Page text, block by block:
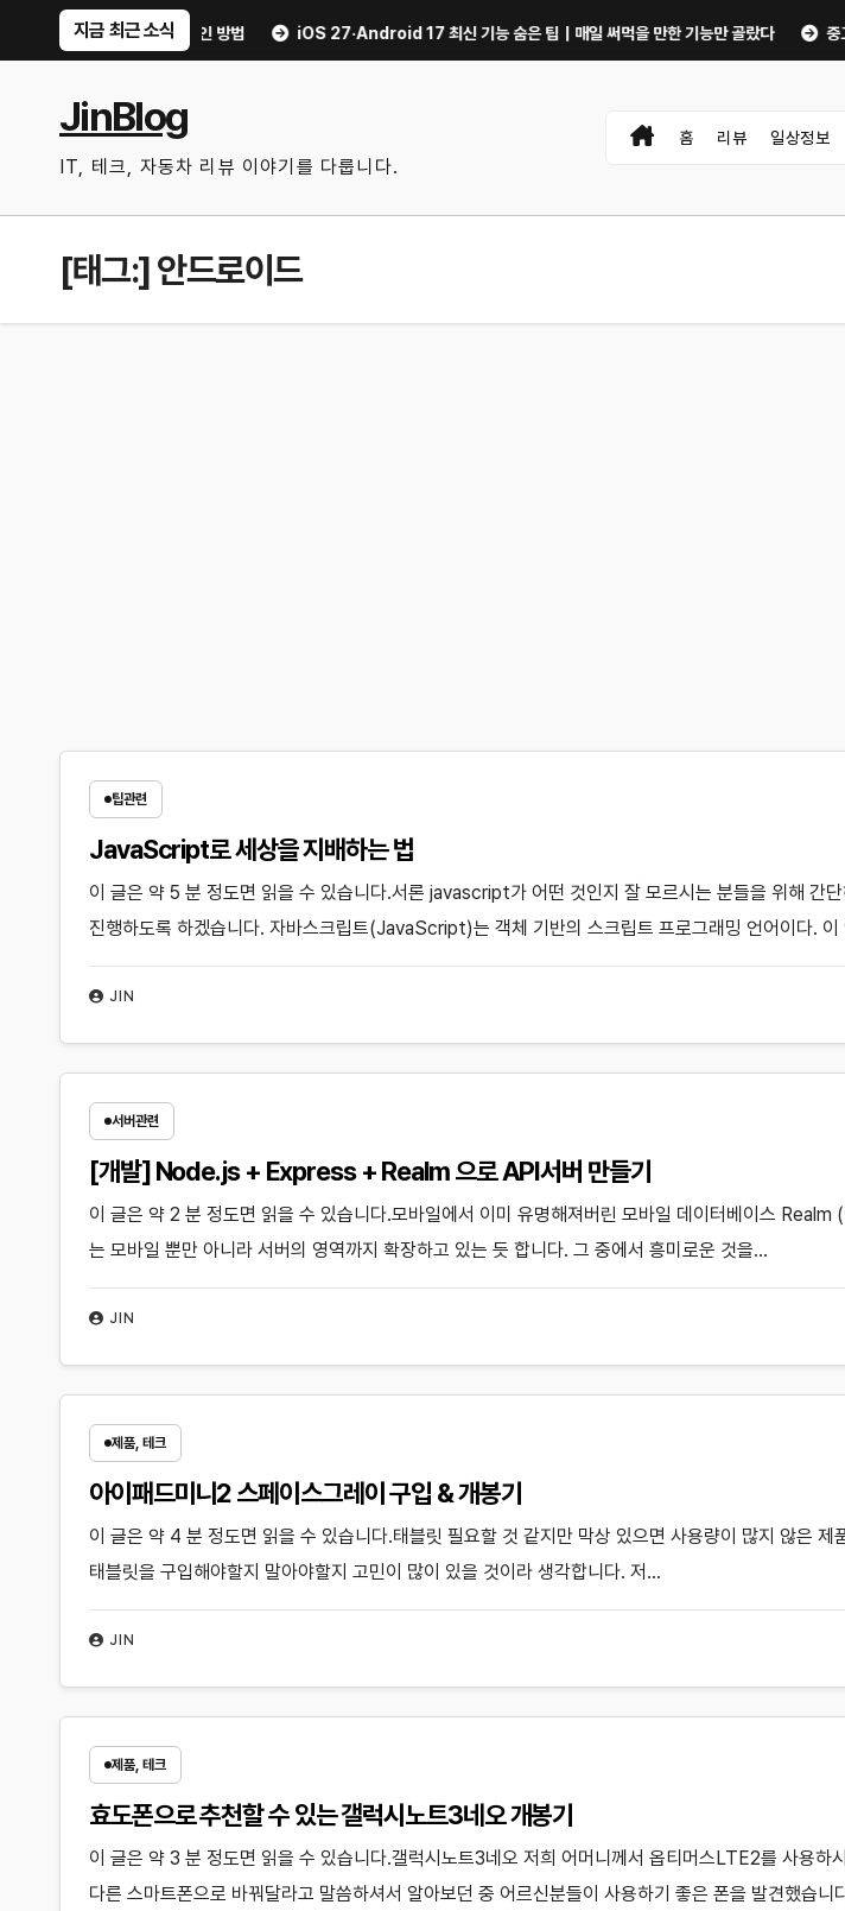
지금 최근 소식
안 줄이는 현실적인 방법 iOS 27·Android 17 최신 기능 숨은 팁｜매일 써먹을 만한 기능만 골랐다 중고 폰·노트북
JinBlog
IT, 테크, 자동차 리뷰 이야기를 다룹니다.
홈 리뷰 일상정보
[태그:]안드로이드
팁관련
JavaScript로 세상을 지배하는 법
JIN
이 글은 약 5 분 정도면 읽을 수 있습니다.서론 javascript가 어떤 것인지 잘 모르시는 분들을 위해 간단
진행하도록 하겠습니다. 자바스크립트(JavaScript)는 객체 기반의 스크립트 프로그래밍 언어이다.
서버관련
[개발] Node.js + Express + Realm 으로 API서버 만들기
JIN
이 글은 약 2 분 정도면 읽을 수 있습니다.모바일에서 이미 유명해져버린 모바일 데이터베이스 Realm
는 모바일 뿐만 아니라 서버의 영역까지 확장하고 있는 듯 합니다. 그 중에서 흥미로운 것을…
제품, 테크
아이패드미니2 스페이스그레이 구입 & 개봉기
JIN
이 글은 약 4 분 정도면 읽을 수 있습니다.태블릿 필요할 것 같지만 막상 있으면 사용량이 많지 않은 제
태블릿을 구입해야할지 말아야할지 고민이 많이 있을 것이라 생각합니다. 저…
제품, 테크
효도폰으로 추천할 수 있는 갤럭시노트3네오 개봉기
이 글은 약 3 분 정도면 읽을 수 있습니다.갤럭시노트3네오 저희 어머니께서 옵티머스LTE2를 사용하
다른 스마트폰으로 바꿔달라고 말씀하셔서 알아보던 중 어르신분들이 사용하기 좋은 폰을 발견했습니